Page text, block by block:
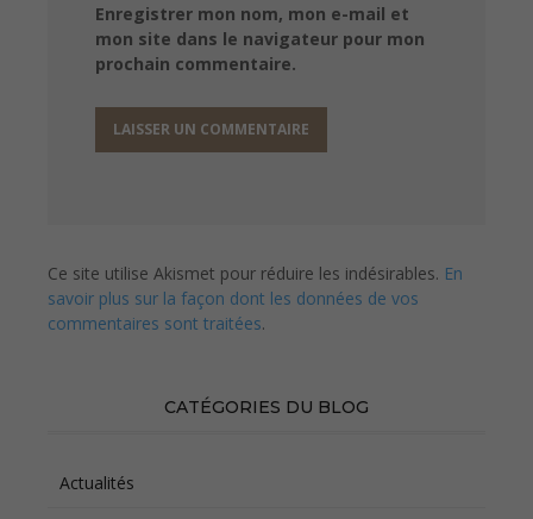
Enregistrer mon nom, mon e-mail et
mon site dans le navigateur pour mon
prochain commentaire.
Ce site utilise Akismet pour réduire les indésirables. En
savoir plus sur la façon dont les données de vos
commentaires sont traitées.
CATÉGORIES DU BLOG
Actualités